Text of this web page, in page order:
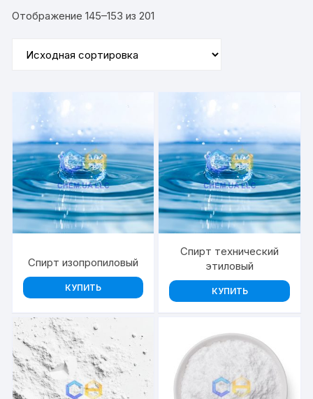
Отображение 145–153 из 201
Спирт изопропиловый
КУПИТЬ
Спирт технический
этиловый
КУПИТЬ